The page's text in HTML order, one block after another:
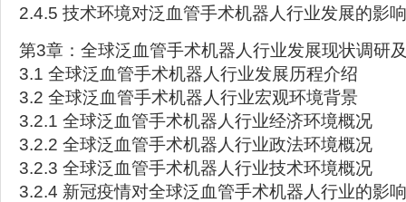
2.4.5 技术环境对泛血管手术机器人行业发展的影
第3章：全球泛血管手术机器人行业发展现状调研
3.1 全球泛血管手术机器人行业发展历程介绍
3.2 全球泛血管手术机器人行业宏观环境背景
3.2.1 全球泛血管手术机器人行业经济环境概况
3.2.2 全球泛血管手术机器人行业政法环境概况
3.2.3 全球泛血管手术机器人行业技术环境概况
3.2.4 新冠疫情对全球泛血管手术机器人行业的影